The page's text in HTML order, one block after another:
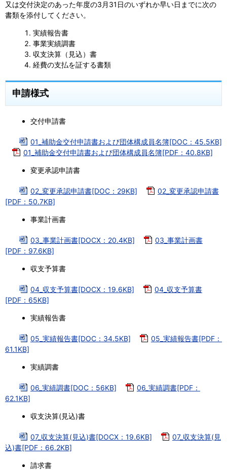
又は交付決定のあった年度の3月31日のいずれか早い日までに次の
書類を添付してください。
実績報告書
事業実績調書
収支決算（見込）書
経費の支払を証する書類
申請様式
交付申請書
01_補助金交付申請書および団体構成員名簿[DOC：45.5KB]
01_補助金交付申請書および団体構成員名簿[PDF：40.8KB]
変更承認申請書
02_変更承認申請書[DOC：29KB]
02_変更承認申請書
[PDF：50.7KB]
事業計画書
03_事業計画書[DOCX：20.4KB]
03_事業計画書
[PDF：97.6KB]
収支予算書
04_収支予算書[DOCX：19.6KB]
04_収支予算書
[PDF：65KB]
実績報告書
05_実績報告書[DOC：34.5KB]
05_実績報告書[PDF：
61.1KB]
実績調書
06_実績調書[DOC：56KB]
06_実績調書[PDF：
62.1KB]
収支決算(見込)書
07_収支決算(見込)書[DOCX：19.6KB]
07_収支決算(見
込)書[PDF：66.2KB]
請求書